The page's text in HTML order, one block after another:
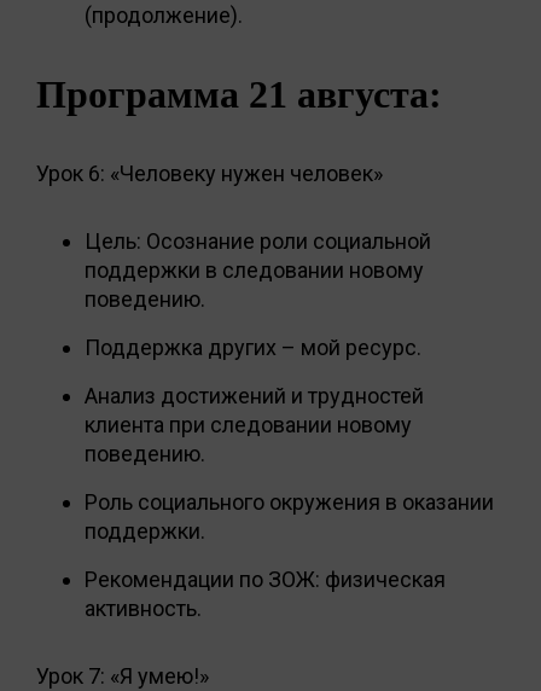
(продолжение).
Программа 21 августа:
Урок 6: «Человеку нужен человек»
Цель: Осознание роли социальной
поддержки в следовании новому
поведению.
Поддержка других – мой ресурс.
Анализ достижений и трудностей
клиента при следовании новому
поведению.
Роль социального окружения в оказании
поддержки.
Рекомендации по ЗОЖ: физическая
активность.
Урок 7: «Я умею!»